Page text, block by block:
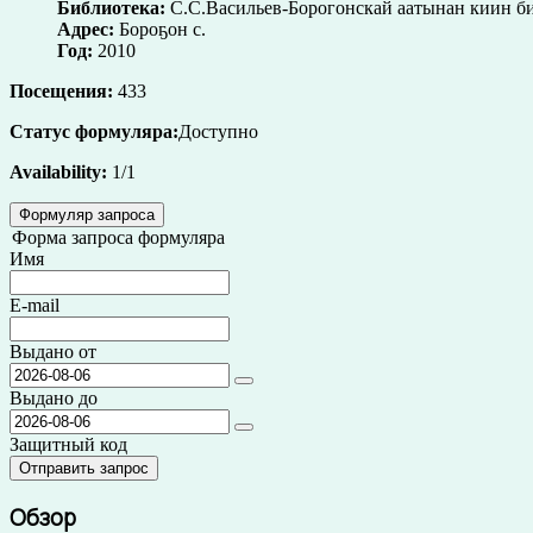
Библиотека: С.С.Васильев-Борогонскай аатынан киин
Адрес: Бороҕон с.
Год: 2010
Посещения: 433
Статус формуляра:Доступно
Availability: 1/1
Формуляр запроса
Форма запроса формуляра
Имя
E-mail
Выдано от
Выдано до
Защитный код
Обзор